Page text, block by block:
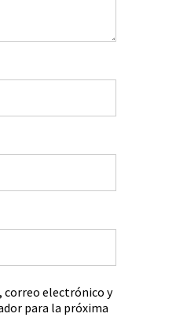
correo electrónico y
para la próxima